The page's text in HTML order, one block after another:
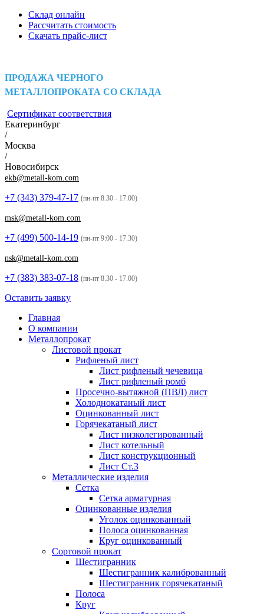
Склад онлайн
Рассчитать стоимость
Скачать прайс-лист
ПРОДАЖА ЧЕРНОГО
МЕТАЛЛОПРОКАТА СО СКЛАДА
Сертификат соответствия
Екатеринбург
/
Москва
/
Новосибирск
ekb@metall-kom.com
+7 (343) 379-47-17 (пн-пт 8.30 - 17.00)
msk@metall-kom.com
+7 (499) 500-14-19 (пн-пт 9:00 - 17.30)
nsk@metall-kom.com
+7 (383) 383-07-18 (пн-пт 8.30 - 17.00)
Оставить заявку
Главная
О компании
Металлопрокат
Листовой прокат
Рифленый лист
Лист рифленый чечевица
Лист рифленый ромб
Просечно-вытяжной (ПВЛ) лист
Холоднокатаный лист
Оцинкованный лист
Горячекатаный лист
Лист низколегированный
Лист котельный
Лист конструкционный
Лист Ст.3
Металлические изделия
Сетка
Сетка арматурная
Оцинкованные изделия
Уголок оцинкованный
Полоса оцинкованная
Круг оцинкованный
Сортовой прокат
Шестигранник
Шестигранник калиброванный
Шестигранник горячекатаный
Полоса
Круг